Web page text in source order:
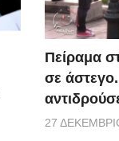
Πείραμα
σε
27